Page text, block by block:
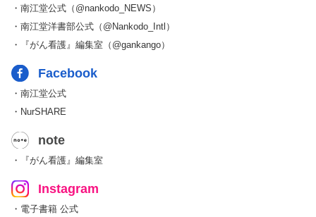
・南江堂公式（@nankodo_NEWS）
・南江堂洋書部公式（@Nankodo_Intl）
・『がん看護』編集室（@gankango）
Facebook
・南江堂公式
・NurSHARE
note
・『がん看護』編集室
Instagram
・電子書籍 公式